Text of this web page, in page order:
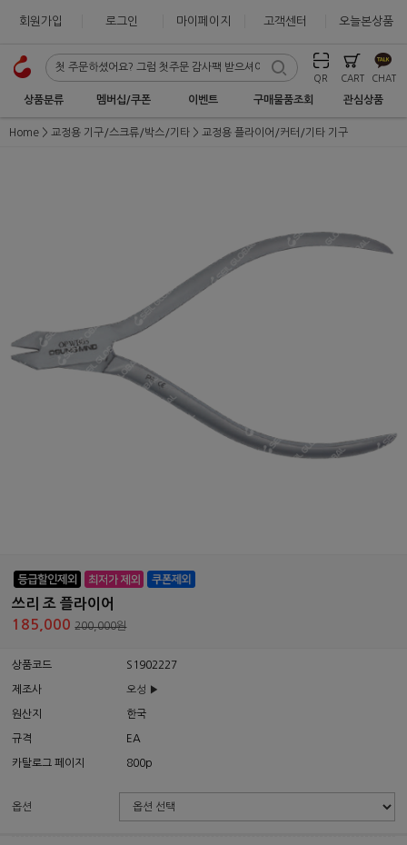
회원가입 로그인 마이페이지 고객센터 오늘본상품
QR CART CHAT
상품분류 멤버십/쿠폰 이벤트 구매물품조회 관심상품
Home 교정용 기구/스크류/박스/기타 교정용 플라이어/커터/기타 기구
쓰리 조 플라이어
185,000200,000원
상품코드 S1902227
제조사 오성 ▶
원산지 한국
규격 EA
카탈로그 페이지 800p
옵션